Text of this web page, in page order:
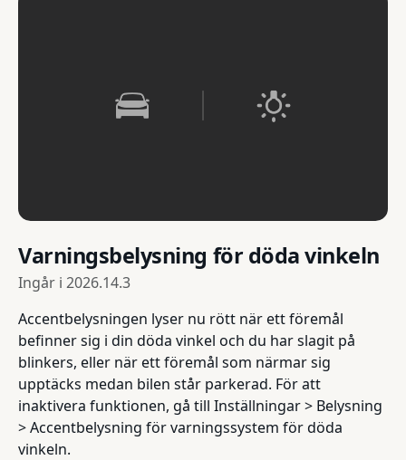
Varningsbelysning för döda vinkeln
Ingår i 2026.14.3
Accentbelysningen lyser nu rött när ett föremål
befinner sig i din döda vinkel och du har slagit på
blinkers, eller när ett föremål som närmar sig
upptäcks medan bilen står parkerad. För att
inaktivera funktionen, gå till Inställningar > Belysning
> Accentbelysning för varningssystem för döda
vinkeln.